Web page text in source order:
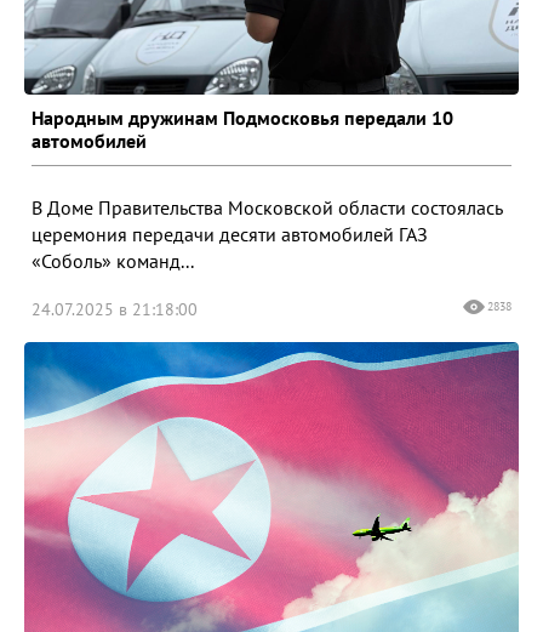
Народным дружинам Подмосковья передали 10
автомобилей
В Доме Правительства Московской области состоялась
церемония передачи десяти автомобилей ГАЗ
«Соболь» команд...
24.07.2025 в 21:18:00 2838